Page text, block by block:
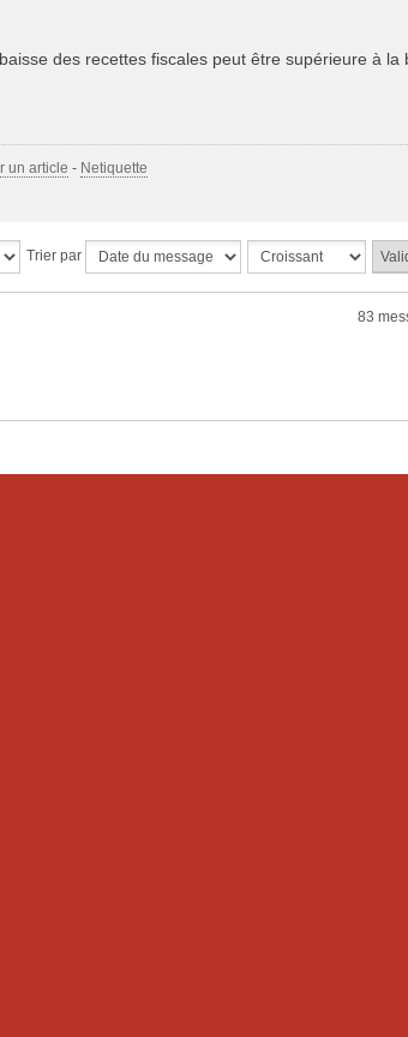
des recettes fiscales peut être supérieure à la
un article - Netiquette
Trier par
83